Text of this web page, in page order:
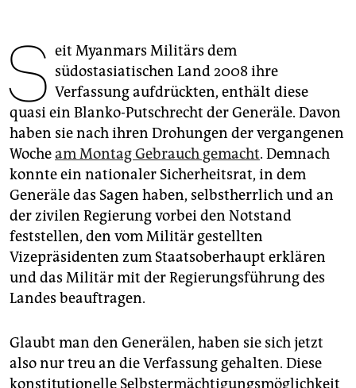
epaper login
S eit Myanmars Militärs dem
südostasiatischen Land 2008 ihre
Verfassung aufdrückten, enthält diese
quasi ein Blanko-Putschrecht der Generäle. Davon
haben sie nach ihren Drohungen der vergangenen
Wocheam Montag Gebrauch gemacht. Demnach
konnte ein nationaler Sicherheitsrat, in dem
Generäle das Sagen haben, selbstherrlich und an
der zivilen Regierung vorbei den Notstand
feststellen, den vom Militär gestellten
Vizepräsidenten zum Staatsoberhaupt erklären
und das Militär mit der Regierungsführung des
Landes beauftragen.
Glaubt man den Generälen, haben sie sich jetzt
also nur treu an die Verfassung gehalten. Diese
konstitutionelle Selbstermächtigungsmöglichkeit